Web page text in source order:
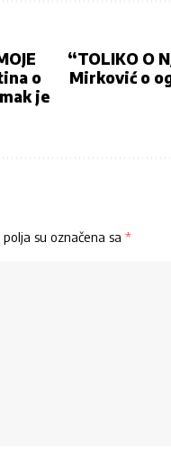
o
je
“TOLIKO O
Mirković o
su označena sa *